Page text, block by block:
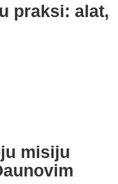
praksi: alat,
misiju